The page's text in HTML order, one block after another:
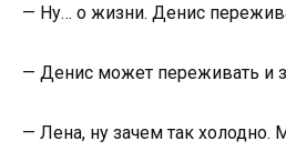
— Ну… о жизни. Денис
— Денис может переживать и
— Лена, ну зачем так